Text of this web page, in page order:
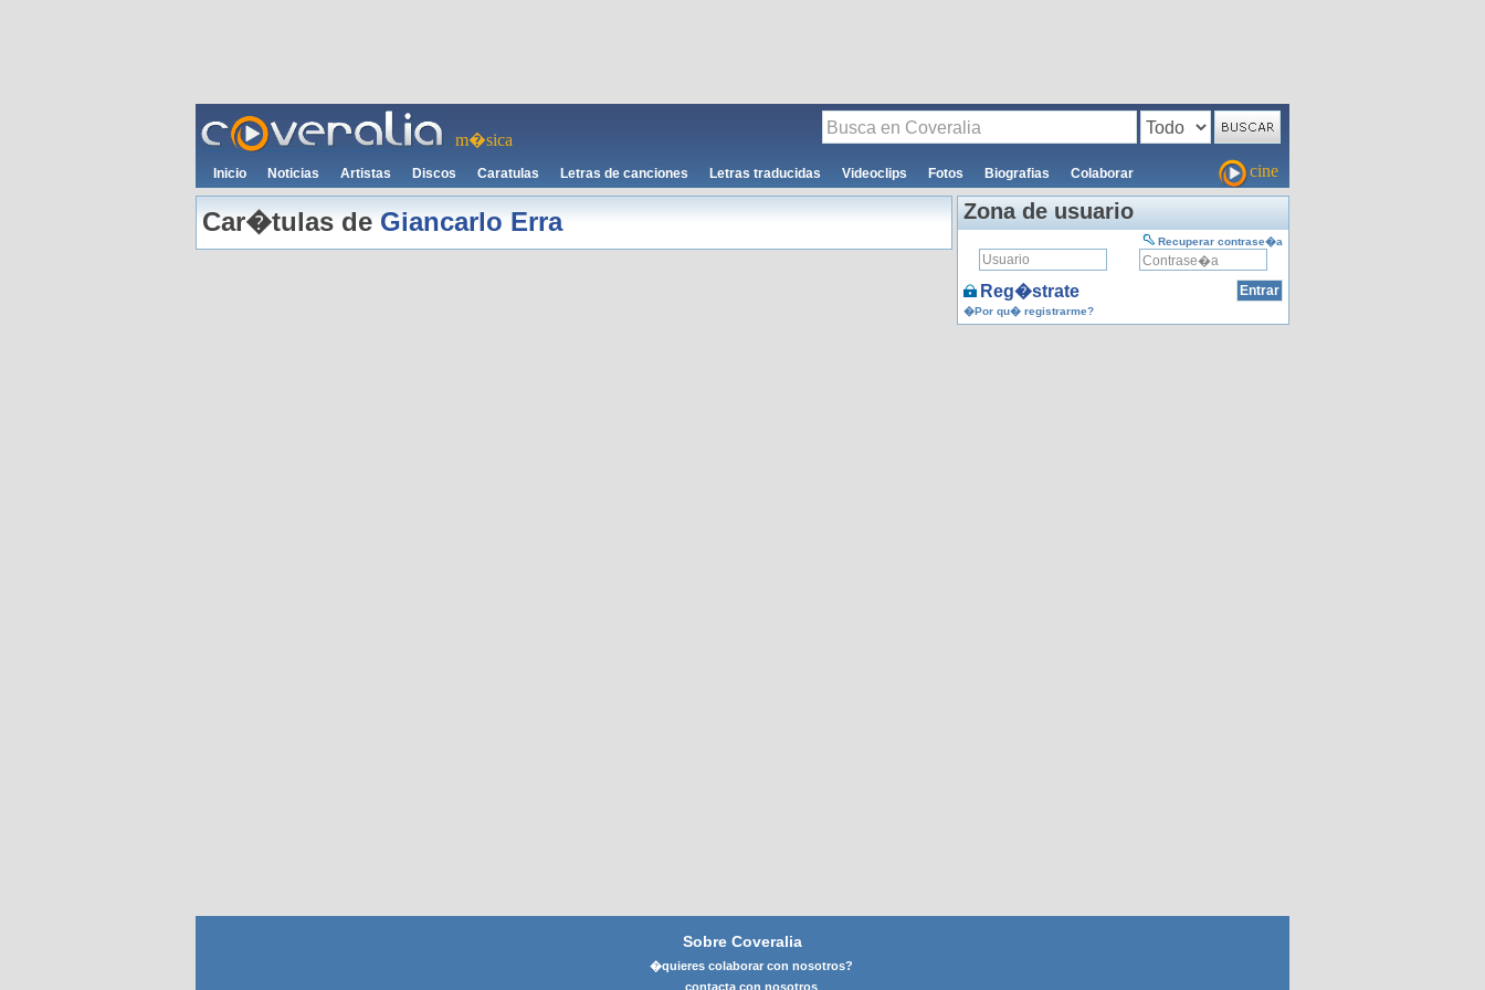
m�sica
Inicio Noticias Artistas Discos Caratulas Letras de canciones Letras traducidas Videoclips Fotos Biografias Colaborar cine
Car�tulas de Giancarlo Erra Zona de usuario
Recuperar contrase�a
Reg�strate
�Por qu� registrarme?
Sobre Coveralia
�quieres colaborar con nosotros?
contacta con nosotros